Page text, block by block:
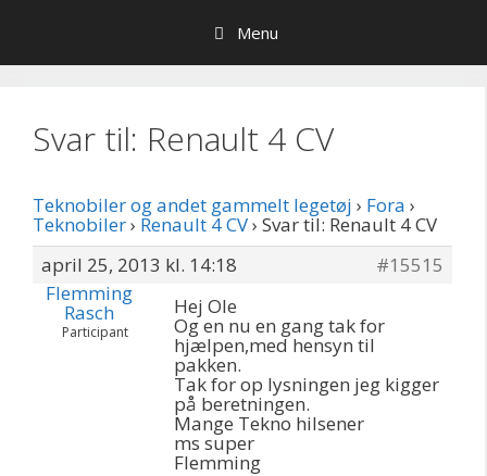
indhold
Menu
Svar til: Renault 4 CV
Teknobiler og andet gammelt legetøj › Fora ›
Teknobiler› Renault 4 CV› Svar til: Renault 4 CV
april 25, 2013 kl. 14:18
#15515
Flemming
Rasch
Participant
Hej Ole
Og en nu en gang tak for
hjælpen,med hensyn til
pakken.
Tak for op lysningen jeg kigger
på beretningen.
Mange Tekno hilsener
ms super
Flemming